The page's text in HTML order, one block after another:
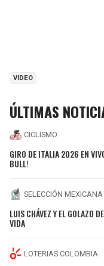
VIDEO
ÚLTIMAS
CICLISMO
GIRO DE ITALIA 2026 EN
BULL!
SELECCIÓN MEXICANA
LUIS CHÁVEZ Y EL GOLAZO
VIDA
LOTERIAS COLOMBIA